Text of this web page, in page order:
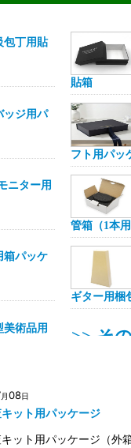
月08日
ット用パッケージ
ット用パッケージ（外